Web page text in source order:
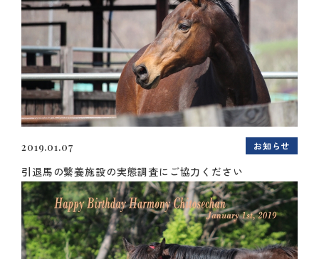
2019.01.07 お知らせ
引退馬の繋養施設の実態調査にご協力ください